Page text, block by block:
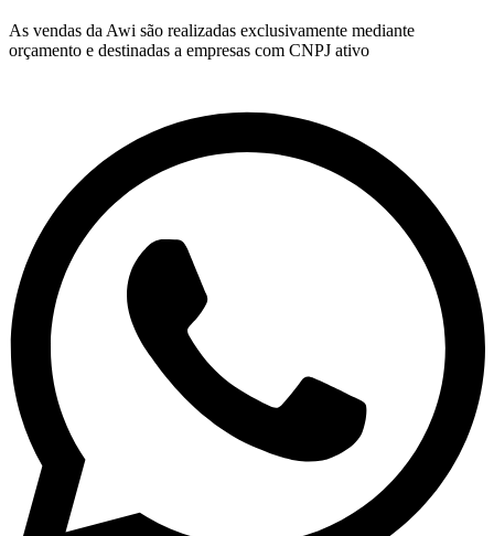
As vendas da Awi são realizadas exclusivamente mediante
orçamento e destinadas a empresas com CNPJ ativo